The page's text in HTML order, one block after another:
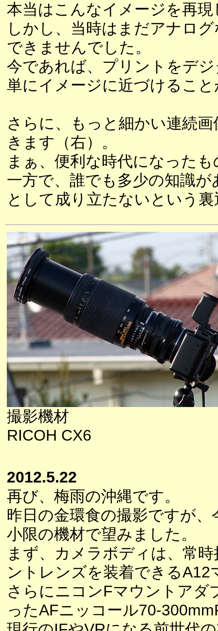
本当はこんなイメージを再
しかし、当時はまだアナロ
できませんでした。
今であれば、プリントをデ
単にイメージに近づけるこ
さらに、もっと細かい連続
きます（右）。
まぁ、便利な時代になった
一方で、誰でも多少の知識
として成り立たないという
撮影機材
RICOH CX6
2012.5.22
再び、梅雨の沖縄です。
昨日の金環食の撮影ですが
小限の機材で望みました。
まず、カメラボディは、常
ントレンズを装着できる
さらにニコンFマウントアダ
ったAFニッコール70-